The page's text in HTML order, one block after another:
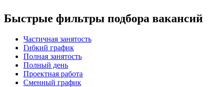
Быстрые фильтры подбора вакансий
Частичная занятость
Гибкий график
Полная занятость
Полный день
Проектная работа
Сменный график